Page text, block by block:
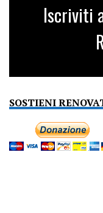
Iscriviti
SOSTIENI